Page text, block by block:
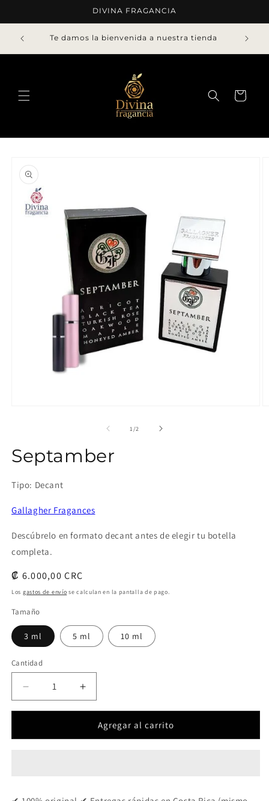
al contenido
DIVINA FRAGANCIA
Te damos la bienvenida a nuestra tienda
Carrito
a la
información
del producto
una
ventana
1 /de2
Septamber
Tipo: Decant
Gallagher Fragances
Descúbrelo en formato decant antes de elegir tu botella
completa.
Precio
habitual
₡ 6.000,00 CRC
Los gastos de envío se calculan en la pantalla de pago.
Tamaño
3 ml 5 ml 10 ml
Cantidad
Cantidad
Reducir
cantidad
Aumentar
cantidad
Septamber
Agregar al carrito